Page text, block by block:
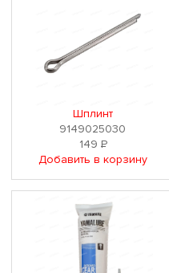
Шплинт
9149025030
149Р
Добавить в корзину